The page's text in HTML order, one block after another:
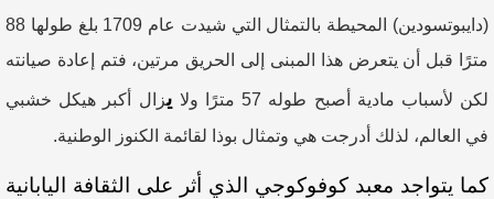
(دايبوتسودين)
المحيطة بالتمثال التي شيدت عام بلغ طولها
مترًا
قبل أن يتعرض هذا المبنى إلى الحريق مرتين، فتم إعادة صيانته
لكن لأسباب مادية أصبح طوله مترًا ولا يزال أكبر هيكل خشبي
في العالم، لذلك أدرجت هي وتمثال بوذا لقائمة الكنوز الوطنية.
كما يتواجد معبد كوفوكوجي الذي أثر على الثقافة اليابانية